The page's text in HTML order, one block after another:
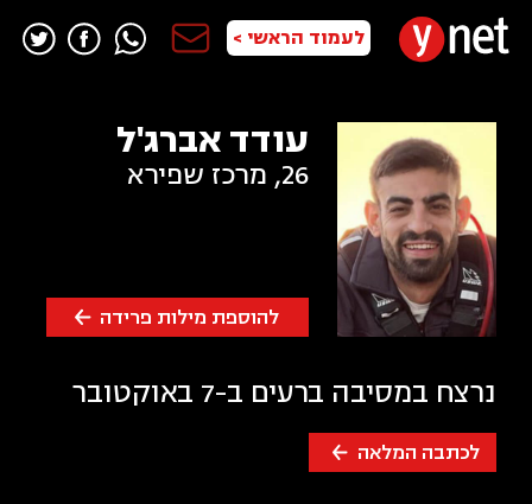
לעמוד הראשי >
להוספת מילות פרידה
עודד אברג'ל
26
, מרכז שפירא
נרצח במסיבה ברעים ב-7 באוקטובר
לכתבה המלאה